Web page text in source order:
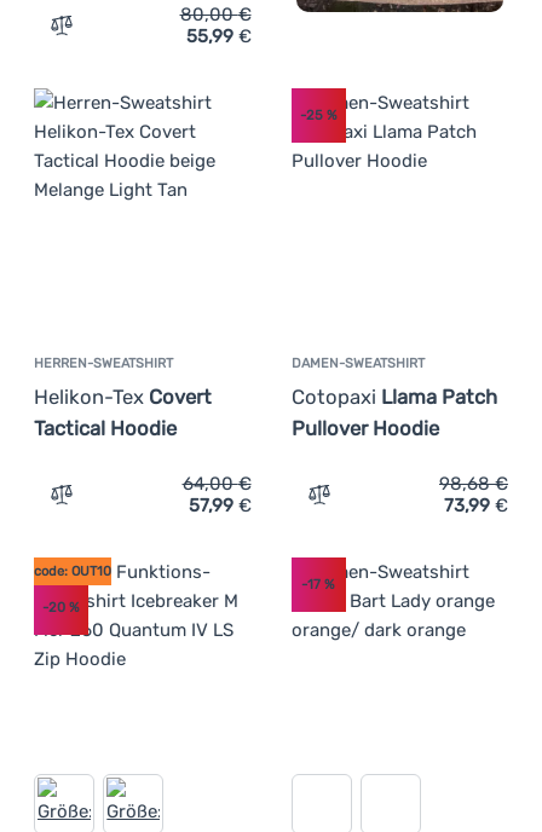
Zum Vergleich 'Herren-Sweatshirt The North Face
80,00€
55,99 €
HERREN-SWEATSHIRT
Helikon-Tex Covert
Tactical Hoodie
Zum Vergleich 'Herren-Sweatshirt Helikon-Tex Covert
64,00€
57,99 €
DAMEN-SWEATSHIRT
Cotopaxi Llama Patch
Pullover Hoodie
-25%
Zum Vergleich 'Damen-
98,68€
73,99 €
code: OUT10
-20 %
-17 %